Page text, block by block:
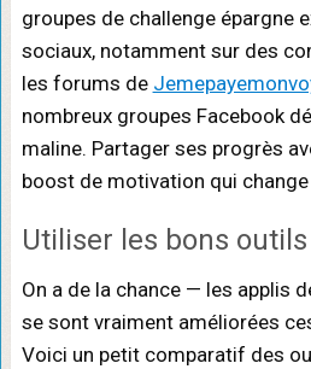
groupes de challenge épargne
sociaux, notamment sur des
les forums de
nombreux groupes Facebook
maline. Partager ses progrès
boost de motivation qui change
Utiliser les bons
On a de la chance — les applis
se sont vraiment améliorées
Voici un petit comparatif des